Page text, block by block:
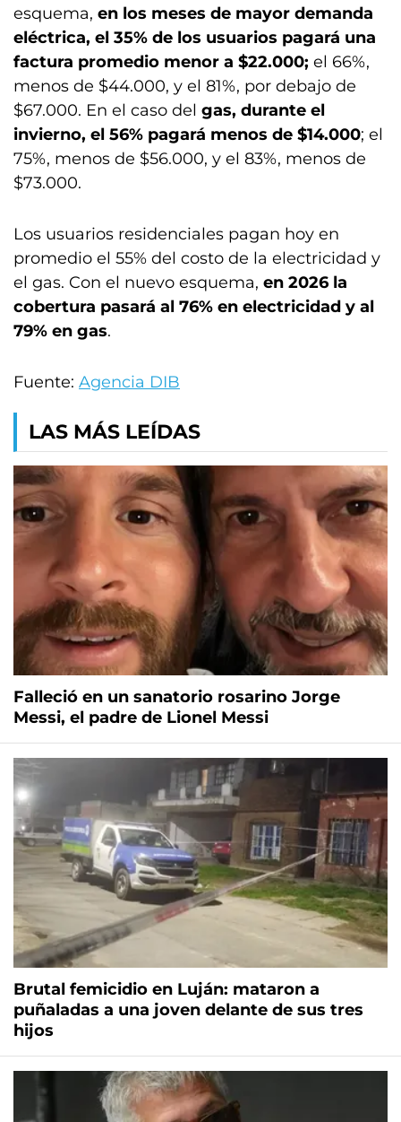
esquema, en los meses de mayor demanda
eléctrica, el 35% de los usuarios pagará una
factura promedio menor a $22.000; el 66%,
menos de $44.000, y el 81%, por debajo de
$67.000. En el caso del gas, durante el
invierno, el 56% pagará menos de $14.000; el
75%, menos de $56.000, y el 83%, menos de
$73.000.
Los usuarios residenciales pagan hoy en
promedio el 55% del costo de la electricidad y
el gas. Con el nuevo esquema, en 2026 la
cobertura pasará al 76% en electricidad y al
79% en gas.
Fuente: Agencia DIB
LAS MÁS LEÍDAS
Falleció en un sanatorio rosarino Jorge
Messi, el padre de Lionel Messi
Brutal femicidio en Luján: mataron a
puñaladas a una joven delante de sus tres
hijos